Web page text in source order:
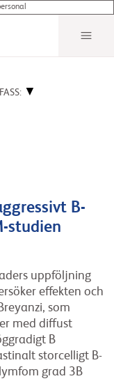
▼
B-
studien
uppföljning
effekten och
som
med diffust
B
storcelligt B-
grad 3B